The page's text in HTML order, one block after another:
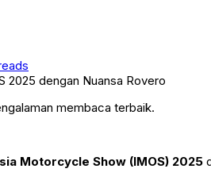
membaca terbaik.
Motorcycle Show (IMOS) 2025